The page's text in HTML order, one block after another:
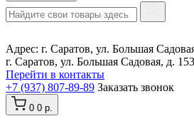
Адрес: г. Саратов, ул. Большая
г. Саратов, ул. Большая Садовая, д.
Перейти в контакты
+7 (937) 807-89-89 Заказать звонок
0 0 р.